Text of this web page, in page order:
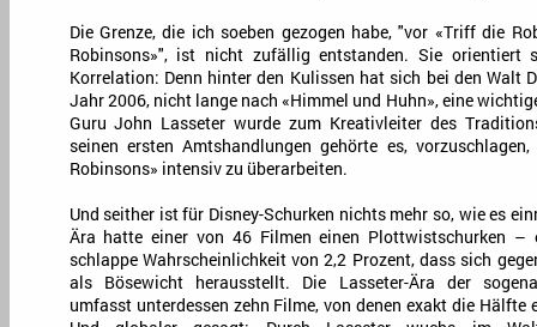
Die Grenze, die ich soeben gezogen habe, "vor «Triff die
Robinsons»", ist nicht zufällig entstanden. Sie orientiert
Korrelation: Denn hinter den Kulissen hat sich bei den Walt
Jahr 2006, nicht lange nach «Himmel und Huhn», eine
Guru John Lasseter wurde zum Kreativleiter des
seinen ersten Amtshandlungen gehörte es,
Robinsons» intensiv zu überarbeiten.
Und seither ist für Disney-Schurken nichts mehr so, wie es
Ära hatte einer von 46 Filmen einen Plottwistschurken –
schlappe Wahrscheinlichkeit von 2,2 Prozent, dass sich
als Bösewicht herausstellt. Die Lasseter-Ära der
umfasst unterdessen zehn Filme, von denen exakt die